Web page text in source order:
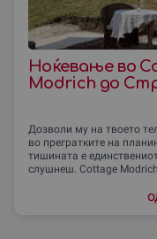
Ноќевање во
Modrich до
Дозволи му на твоето
во прегратките на
тишината е
слушнеш. Cottage